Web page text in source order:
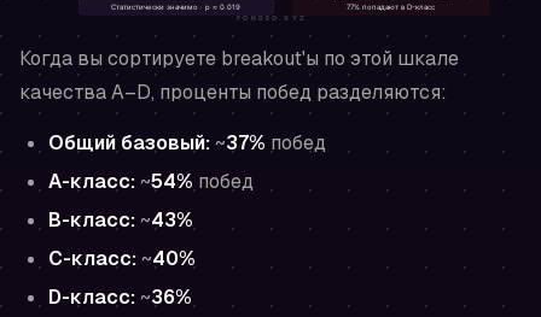
Когда вы сортируете breakout'ы по этой шкале
качества A–D, проценты побед разделяются:
Общий базовый:~37% побед
A-класс:~54% побед
B-класс:~43%
C-класс:~40%
D-класс:~36%